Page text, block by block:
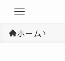
ホーム